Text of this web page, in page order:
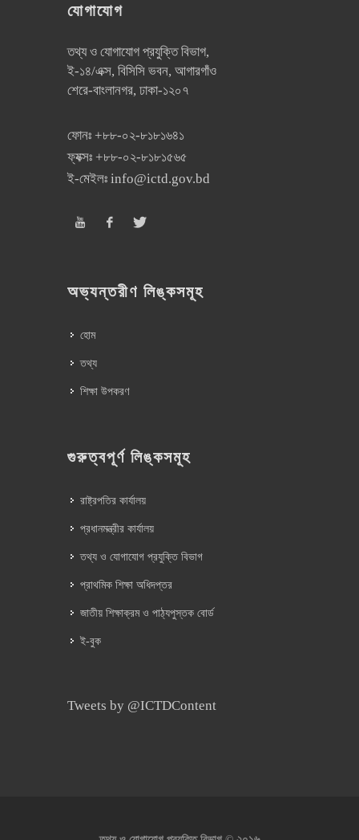
যোগাযোগ
তথ্য ও যোগাযোগ প্রযুক্তি বিভাগ,
ই-১৪/এক্স, বিসিসি ভবন, আগারগাঁও
শেরে-বাংলানগর, ঢাকা-১২০৭
ফোনঃ +৮৮-০২-৮১৮১৬৪১
ফ্যক্সঃ +৮৮-০২-৮১৮১৫৬৫
ই-মেইলঃ info@ictd.gov.bd
অভ্যন্তরীণ লিঙ্কসমূহ
হোম
তথ্য
শিক্ষা উপকরণ
গুরুত্বপূর্ণ লিঙ্কসমূহ
রাষ্ট্রপতির কার্যালয়
প্রধানমন্ত্রীর কার্যালয়
তথ্য ও যোগাযোগ প্রযুক্তি বিভাগ
প্রাথমিক শিক্ষা অধিদপ্তর
জাতীয় শিক্ষাক্রম ও পাঠ্যপুস্তক বোর্ড
ই-বুক
Tweets by @ICTDContent